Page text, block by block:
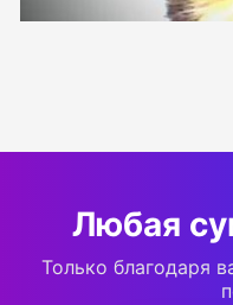
Любая
Только благодаря